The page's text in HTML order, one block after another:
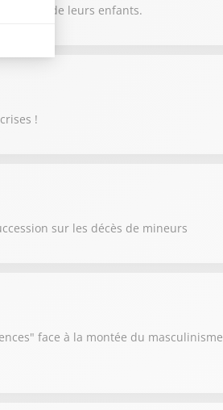
l'avenir de leurs enfants.
!
sur les décès de mineurs
face à la montée du masculinisme